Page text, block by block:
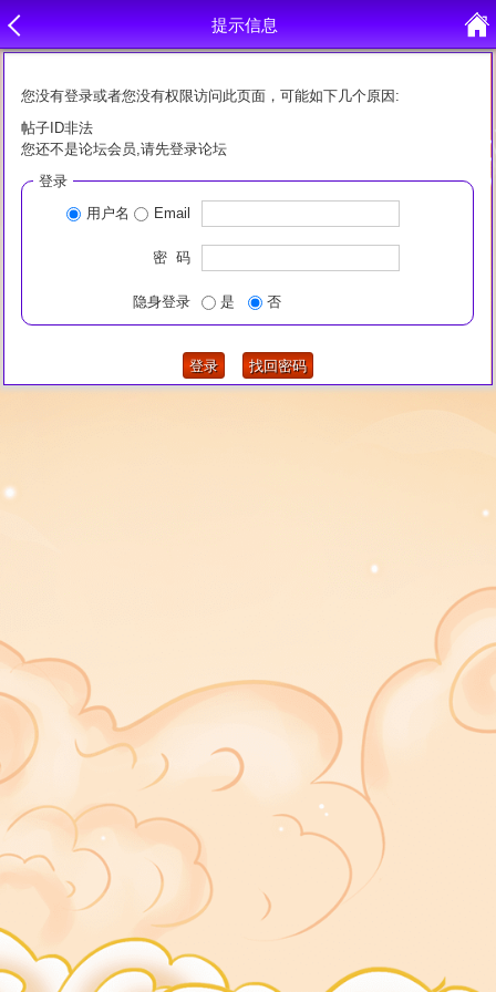
提示信息
您没有登录或者您没有权限访问此页面，可能如下几个原因:
帖子ID非法
您还不是论坛会员,请先登录论坛
登录
用户名
Email
密 码
隐身登录 是 否